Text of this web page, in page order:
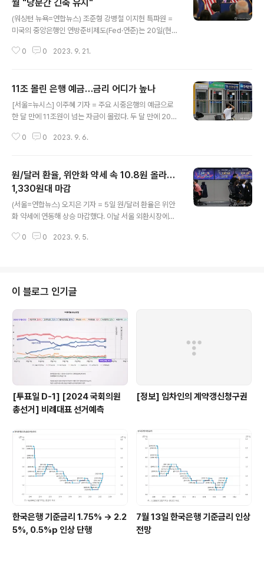
월 "당분간 긴축 유지"
(워싱턴 뉴욕=연합뉴스) 조준형 강병철 이지헌 특파원 =
미국의 중앙은행인 연방준비제도(Fed·연준)는 20일(현지
한차례 소폭 추가 인상을 사실상 예고하면서 긴축 기조를
연합뉴스 (워싱턴 뉴욕=연합뉴스) 조준형 강병철 이지헌
특파원 = 미국의 중앙은행인 연방준비제도(Fed·연준)는 2
0일(현지시간) 시장의 예상대로 기준 ... www.yna.co.kr
왕 - 예금금리 대출금리 실시간 조회 - Google Play 앱
0 0 2023. 9. 21.
11조 몰린 은행 예금…금리 어디가 높나
[서울=뉴시스] 이주혜 기자 = 주요 시중은행의 예금으로
한 달 만에 11조원이 넘는 자금이 몰렸다. 두 달 만에 20조
마땅한 투자처를 찾지 못한 자금이 은행으로 향했다. 은행
이주혜 기자 = 주요 시중은행의 예금으로 한 달 만에 11조
원이 넘는 자금이 몰렸다 www.newsis.com [예금 금리
조회 - 예금금리 끝판왕 앱] 예금금리 끝판왕 앱을 활용하
면 현재 금리가 가장 높은 은행을 쉽게 찾을 수 있다. 예금
금융기관 예금 금리 조회 / 예금 금리 계산기 / 기준 금리..
0 0 2023. 9. 6.
원/달러 환율, 위안화 약세 속 10.8원 올라…
1,330원대 마감
(서울=연합뉴스) 오지은 기자 = 5일 원/달러 환율은 위안
화 약세에 연동해 상승 마감했다. 이날 서울 외환시장에서
원에 장을 마감했다. 원/달러 환율, 위안화 약세 속 10.8원
금융끝판왕 앱] 금융끝판왕 - 주가지수 시가총액 환율 조회
- Google Play 앱 주가지수, 시가총액, 환율을 실시간으
로 조회 play.google.com
0 0 2023. 9. 5.
이 블로그 인기글
[투표일 D-1] [2024 국회의원
총선거] 비례대표 선거예측
[정보] 임차인의 계약갱신청구권
한국은행 기준금리 1.75% → 2.2
5%, 0.5%p 인상 단행
7월 13일 한국은행 기준금리 인상
전망